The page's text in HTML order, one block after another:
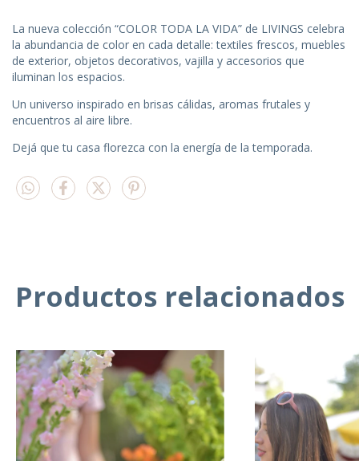
La nueva colección “COLOR TODA LA VIDA” de LIVINGS celebra
la abundancia de color en cada detalle: textiles frescos, muebles
de exterior, objetos decorativos, vajilla y accesorios que
iluminan los espacios.
Un universo inspirado en brisas cálidas, aromas frutales y
encuentros al aire libre.
Dejá que tu casa florezca con la energía de la temporada.
Productos relacionados